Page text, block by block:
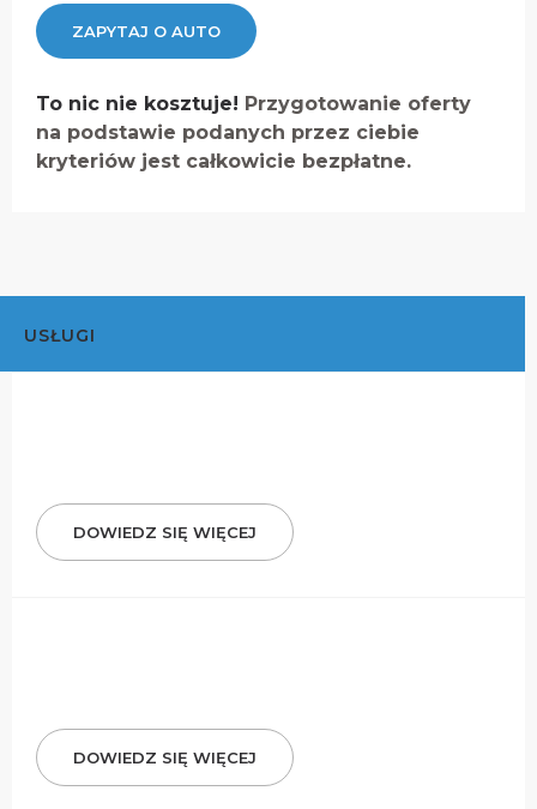
ZAPYTAJ O AUTO
To nic nie kosztuje! Przygotowanie oferty
na podstawie podanych przez ciebie
kryteriów jest całkowicie bezpłatne.
USŁUGI
DOWIEDZ SIĘ WIĘCEJ
DOWIEDZ SIĘ WIĘCEJ